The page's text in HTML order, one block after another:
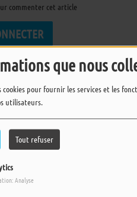
que nous
cookies pour fournir les services et les
utilisateurs.
Tout refuser
Analyse
commenter cet article